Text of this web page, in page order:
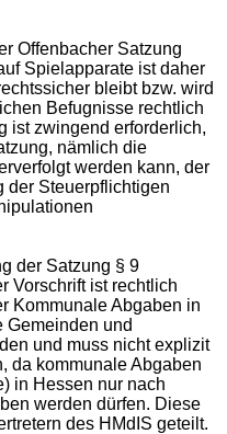
Offenbacher Satzung
Spielapparate ist daher
bleibt bzw. wird
Befugnisse rechtlich
ist zwingend erforderlich,
nämlich die
werden kann, der
der Steuerpflichtigen
der Satzung § 9
Vorschrift ist rechtlich
Kommunale Abgaben in
Gemeinden und
und muss nicht explizit
da kommunale Abgaben
in Hessen nur nach
werden dürfen. Diese
des HMdIS geteilt.